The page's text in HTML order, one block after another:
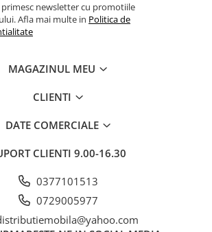
primesc newsletter cu promotiile
Afla mai multe in Politica de
MAGAZINUL MEU
CLIENTI
DATE COMERCIALE
CLIENTI 9.00-16.30
0377101513
0729005977